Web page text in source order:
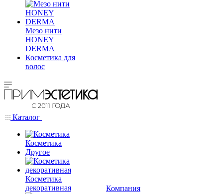
Мезо нити
HONEY
DERMA
Косметика для
волос
Каталог
Косметика
Другое
Косметика
декоративная
Компания